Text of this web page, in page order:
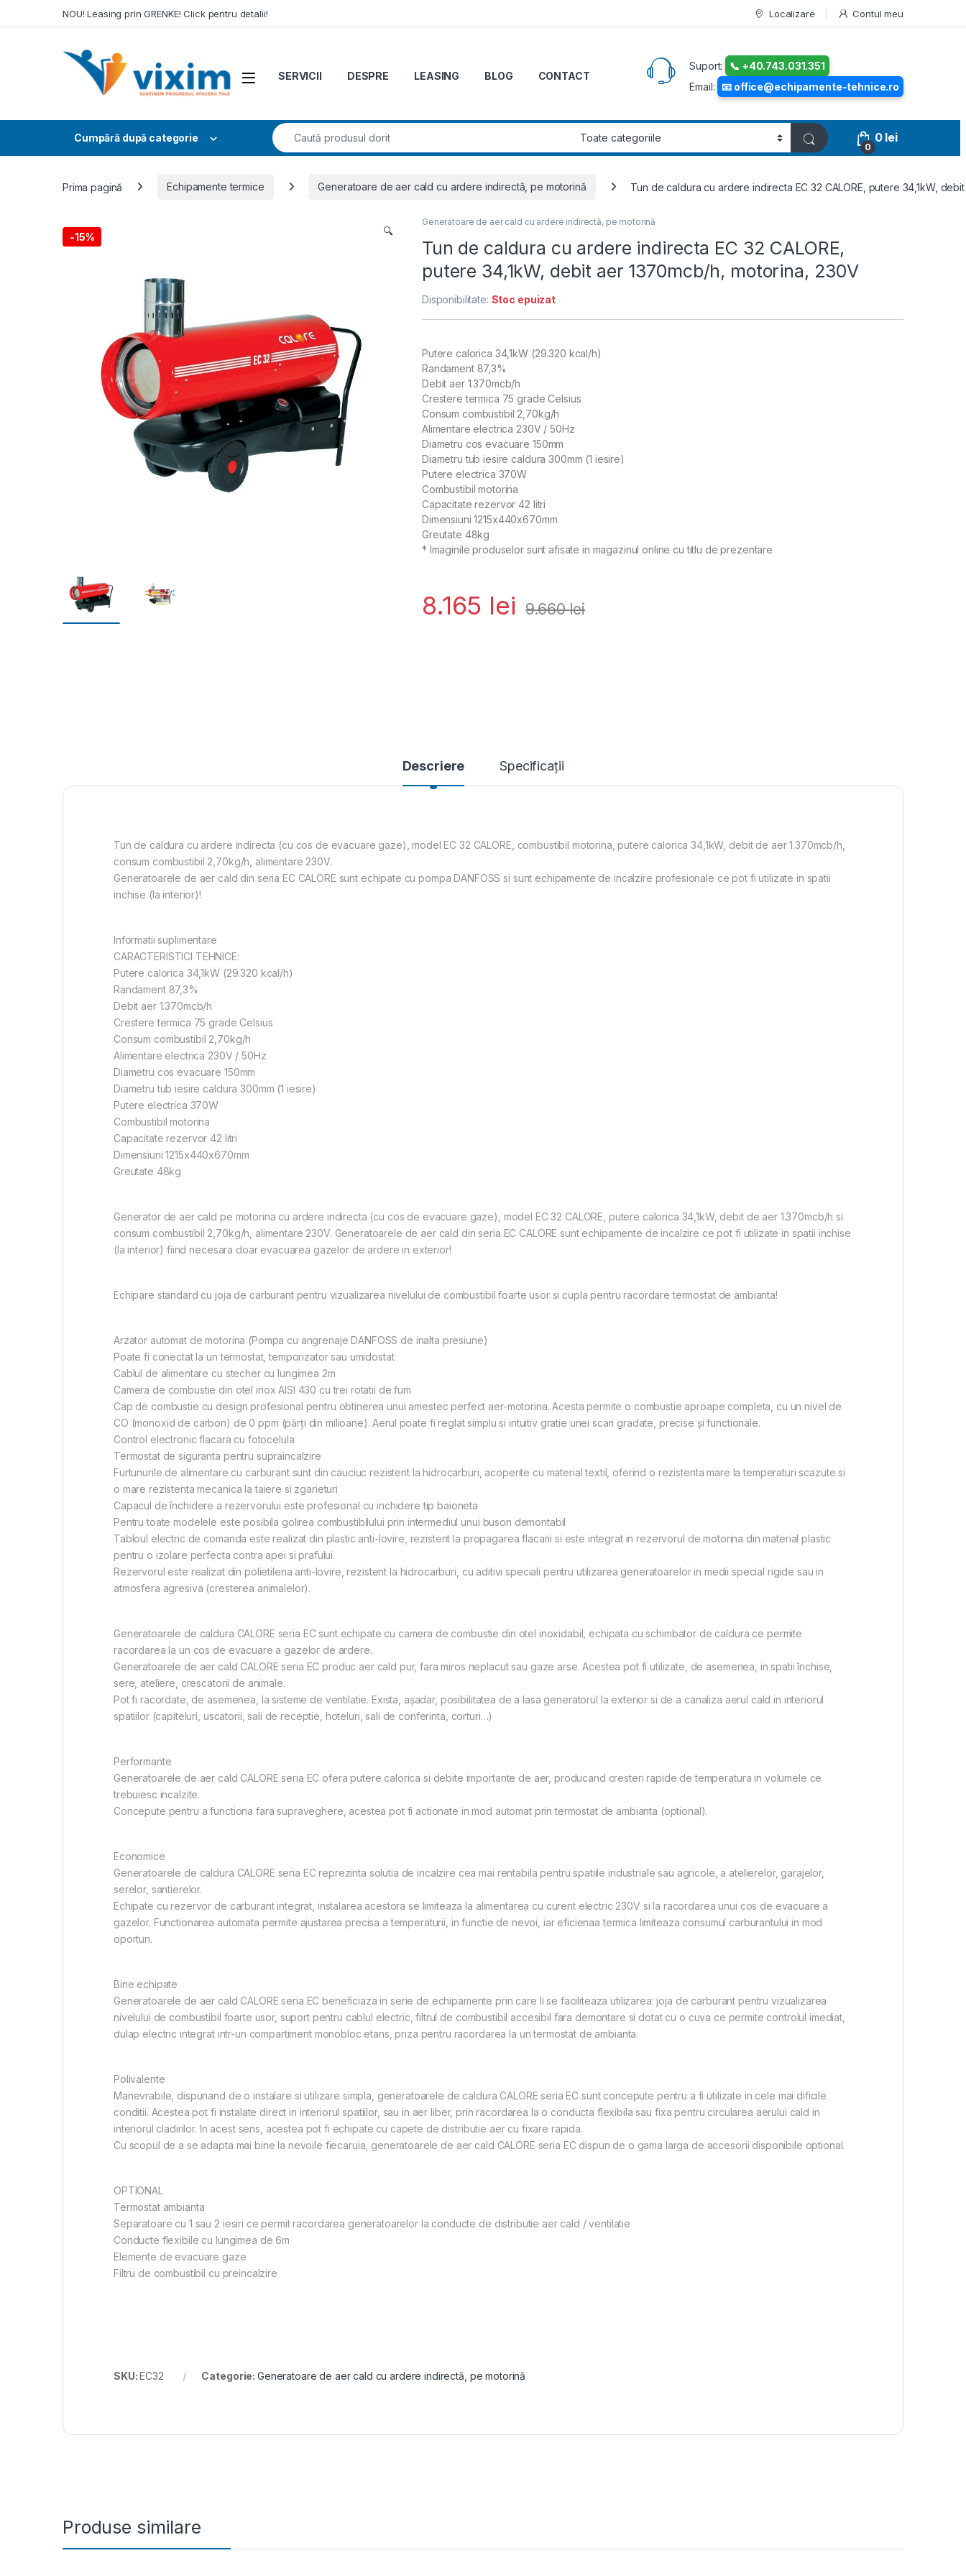
NOU! Leasing prin GRENKE! Click pentru detalii! Localizare Contul meu
SERVICII DESPRE LEASING BLOG CONTACT
Suport:
📞 +40.743.031.351
Email:
📧 office@echipamente-tehnice.ro
Cumpără după categorie
Search for:
0
0 lei
Prima pagină Echipamente termice Generatoare de aer cald cu ardere indirectă, pe motorină Tun de caldura cu ardere indirecta EC 32 CALORE, putere 34,1kW,
-15% 🔍
Generatoare de aer cald cu ardere indirectă, pe motorină
Tun de caldura cu ardere indirecta EC 32 CALORE,
putere 34,1kW, debit aer 1370mcb/h, motorina, 230V
Disponibilitate: Stoc epuizat
Putere calorica 34,1kW (29.320 kcal/h)
Randament 87,3%
Debit aer 1.370mcb/h
Crestere termica 75 grade Celsius
Consum combustibil 2,70kg/h
Alimentare electrica 230V / 50Hz
Diametru cos evacuare 150mm
Diametru tub iesire caldura 300mm (1 iesire)
Putere electrica 370W
Combustibil motorina
Capacitate rezervor 42 litri
Dimensiuni 1215x440x670mm
Greutate 48kg
* Imaginile produselor sunt afisate in magazinul online cu titlu de prezentare
8.165 lei 9.660lei
Descriere Specificații
Tun de caldura cu ardere indirecta (cu cos de evacuare gaze), model EC 32 CALORE, combustibil motorina, putere calorica 34,1kW, debit de aer 1.370mcb/h,
consum combustibil 2,70kg/h, alimentare 230V.
Generatoarele de aer cald din seria EC CALORE sunt echipate cu pompa DANFOSS si sunt echipamente de incalzire profesionale ce pot fi utilizate in spatii
inchise (la interior)!
Informatii suplimentare
CARACTERISTICI TEHNICE:
Putere calorica 34,1kW (29.320 kcal/h)
Randament 87,3%
Debit aer 1.370mcb/h
Crestere termica 75 grade Celsius
Consum combustibil 2,70kg/h
Alimentare electrica 230V / 50Hz
Diametru cos evacuare 150mm
Diametru tub iesire caldura 300mm (1 iesire)
Putere electrica 370W
Combustibil motorina
Capacitate rezervor 42 litri
Dimensiuni 1215x440x670mm
Greutate 48kg
Generator de aer cald pe motorina cu ardere indirecta (cu cos de evacuare gaze), model EC 32 CALORE, putere calorica 34,1kW, debit de aer 1.370mcb/h si
consum combustibil 2,70kg/h, alimentare 230V. Generatoarele de aer cald din seria EC CALORE sunt echipamente de incalzire ce pot fi utilizate in spatii inchise
(la interior) fiind necesara doar evacuarea gazelor de ardere in exterior!
Echipare standard cu joja de carburant pentru vizualizarea nivelului de combustibil foarte usor si cupla pentru racordare termostat de ambianta!
Arzator automat de motorina (Pompa cu angrenaje DANFOSS de inalta presiune)
Poate fi conectat la un termostat, temporizator sau umidostat
Cablul de alimentare cu stecher cu lungimea 2m
Camera de combustie din otel inox AISI 430 cu trei rotatii de fum
Cap de combustie cu design profesional pentru obtinerea unui amestec perfect aer-motorina. Acesta permite o combustie aproape completa, cu un nivel de
CO (monoxid de carbon) de 0 ppm (părţi din milioane). Aerul poate fi reglat simplu si intuitiv gratie unei scari gradate, precise şi functionale.
Control electronic flacara cu fotocelula
Termostat de siguranta pentru supraincalzire
Furtunurile de alimentare cu carburant sunt din cauciuc rezistent la hidrocarburi, acoperite cu material textil, oferind o rezistenta mare la temperaturi scazute si
o mare rezistenta mecanica la taiere si zgarieturi
Capacul de închidere a rezervorului este profesional cu inchidere tip baioneta
Pentru toate modelele este posibila golirea combustibilului prin intermediul unui buson demontabil
Tabloul electric de comanda este realizat din plastic anti-lovire, rezistent la propagarea flacarii si este integrat in rezervorul de motorina din material plastic
pentru o izolare perfecta contra apei si prafului.
Rezervorul este realizat din polietilena anti-lovire, rezistent la hidrocarburi, cu aditivi speciali pentru utilizarea generatoarelor in medii special rigide sau in
atmosfera agresiva (cresterea animalelor).
Generatoarele de caldura CALORE seria EC sunt echipate cu camera de combustie din otel inoxidabil, echipata cu schimbator de caldura ce permite
racordarea la un cos de evacuare a gazelor de ardere.
Generatoarele de aer cald CALORE seria EC produc aer cald pur, fara miros neplacut sau gaze arse. Acestea pot fi utilizate, de asemenea, in spatii închise,
sere, ateliere, crescatorii de animale.
Pot fi racordate, de asemenea, la sisteme de ventilatie. Exista, aşadar, posibilitatea de a lasa generatorul la exterior si de a canaliza aerul cald in interiorul
spatiilor (capiteluri, uscatorii, sali de receptie, hoteluri, sali de conferinta, corturi…)
Performante
Generatoarele de aer cald CALORE seria EC ofera putere calorica si debite importante de aer, producand cresteri rapide de temperatura in volumele ce
trebuiesc incalzite.
Concepute pentru a functiona fara supraveghere, acestea pot fi actionate in mod automat prin termostat de ambianta (optional).
Economice
Generatoarele de caldura CALORE seria EC reprezinta solutia de incalzire cea mai rentabila pentru spatiile industriale sau agricole, a atelierelor, garajelor,
serelor, santierelor.
Echipate cu rezervor de carburant integrat, instalarea acestora se limiteaza la alimentarea cu curent electric 230V si la racordarea unui cos de evacuare a
gazelor. Functionarea automata permite ajustarea precisa a temperaturii, in functie de nevoi, iar eficienaa termica limiteaza consumul carburantului in mod
oportun.
Bine echipate
Generatoarele de aer cald CALORE seria EC beneficiaza in serie de echipamente prin care li se faciliteaza utilizarea: joja de carburant pentru vizualizarea
nivelului de combustibil foarte usor, suport pentru cablul electric, filtrul de combustibil accesibil fara demontare si dotat cu o cuva ce permite controlul imediat,
dulap electric integrat intr-un compartiment monobloc etans, priza pentru racordarea la un termostat de ambianta.
Polivalente
Manevrabile, dispunand de o instalare si utilizare simpla, generatoarele de caldura CALORE seria EC sunt concepute pentru a fi utilizate in cele mai dificile
conditii. Acestea pot fi instalate direct in interiorul spatiilor, sau in aer liber, prin racordarea la o conducta flexibila sau fixa pentru circularea aerului cald in
interiorul cladirilor. In acest sens, acestea pot fi echipate cu capete de distributie aer cu fixare rapida.
Cu scopul de a se adapta mai bine la nevoile fiecaruia, generatoarele de aer cald CALORE seria EC dispun de o gama larga de accesorii disponibile optional.
OPTIONAL
Termostat ambianta
Separatoare cu 1 sau 2 iesiri ce permit racordarea generatoarelor la conducte de distributie aer cald / ventilatie
Conducte flexibile cu lungimea de 6m
Elemente de evacuare gaze
Filtru de combustibil cu preincalzire
SKU:EC32 Categorie: Generatoare de aer cald cu ardere indirectă, pe motorină
Produse similare